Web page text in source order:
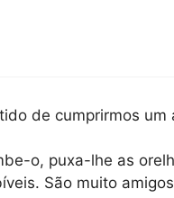
de cumprirmos um
o, puxa-lhe as
São muito